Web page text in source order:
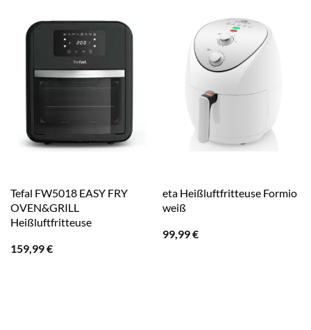
Tefal FW5018 EASY FRY
OVEN&GRILL
Heißluftfritteuse
159,99€
eta Heißluftfritteuse Formio
weiß
99,99€